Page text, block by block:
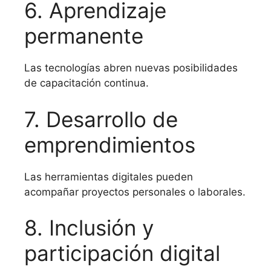
6. Aprendizaje
permanente
Las tecnologías abren nuevas posibilidades
de capacitación continua.
7. Desarrollo de
emprendimientos
Las herramientas digitales pueden
acompañar proyectos personales o laborales.
8. Inclusión y
participación digital